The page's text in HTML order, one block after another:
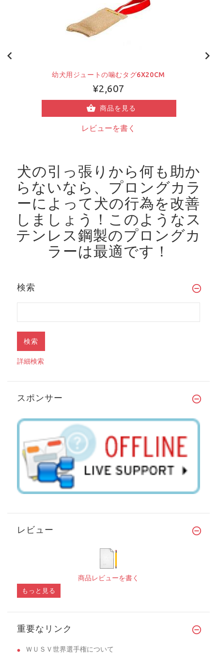
幼犬用ジュートの噛むタグ6X20CM
¥2,607
商品を見る
レビューを書く
犬の引っ張りから何も助か
らないなら、プロングカラ
ーによって犬の行為を改善
しましょう！ このようなス
テンレス鋼製のプロングカ
ラーは最適です！
検索
詳細検索
スポンサー
レビュー
商品レビューを書く
もっと見る
重要なリンク
ＷＵＳＶ世界選手権について